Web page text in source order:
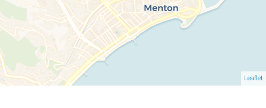
Leaflet